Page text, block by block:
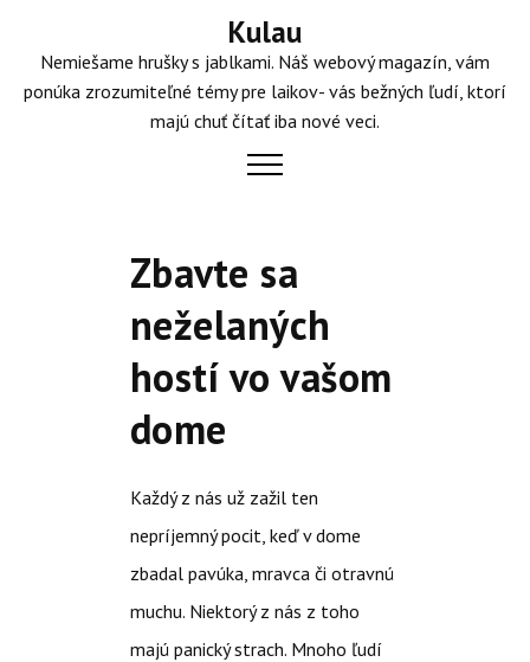
content
Kulau
Nemiešame hrušky s jablkami. Náš webový magazín, vám
ponúka zrozumiteľné témy pre laikov- vás bežných ľudí, ktorí
majú chuť čítať iba nové veci.
Zbavte sa
neželaných
hostí vo vašom
dome
Každý z nás už zažil ten
nepríjemný pocit, keď v dome
zbadal pavúka, mravca či otravnú
muchu. Niektorý z nás z toho
majú panický strach. Mnoho ľudí